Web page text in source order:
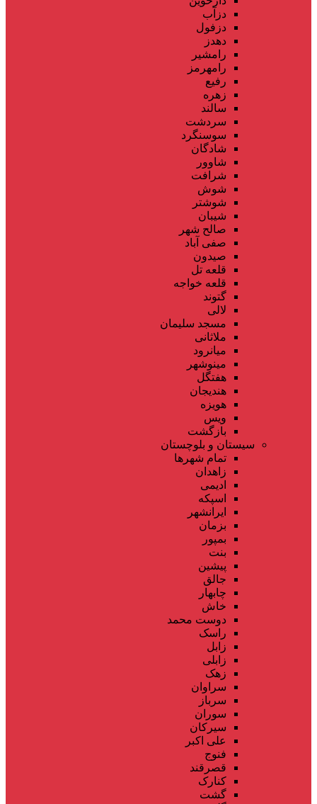
دزآب
دزفول
دهدز
رامشیر
رامهرمز
رفیع
زهره
سالند
سردشت
سوسنگرد
شادگان
شاوور
شرافت
شوش
شوشتر
شیبان
صالح شهر
صفی آباد
صیدون
قلعه تل
قلعه خواجه
گتوند
لالی
مسجد سلیمان
ملاثانی
میانرود
مینوشهر
هفتگل
هندیجان
هویزه
ویس
بازگشت
سیستان و بلوچستان
تمام شهر‌ها
زاهدان
ادیمی
اسپکه
ایرانشهر
بزمان
بمپور
بنت
پیشین
جالق
چابهار
خاش
دوست محمد
راسک
زابل
زابلی
زهک
سراوان
سرباز
سوران
سیرکان
علی اکبر
فنوج
قصرقند
کنارک
گشت